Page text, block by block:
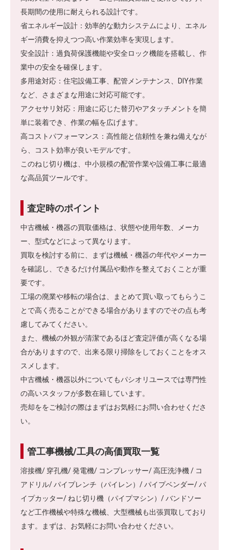
長期間の使用に耐えられる設計です。
省エネルギー設計：効率的な動力システムにより、エネル
ギー消費を抑えつつ高い作業効率を実現します。
安全設計：過負荷保護機能や安全ロック機能を搭載し、作
業中の安全を確保します。
多用途対応：住宅設備工事、配管メンテナンス、DIY作業
など、さまざまな用途に対応可能です。
アクセサリ対応：用途に応じた替刃やアタッチメントを簡
単に装着でき、作業の幅を広げます。
高コストパフォーマンス：高性能と信頼性を兼ね備えなが
ら、コスト効率が良いモデルです。
このねじ切り機は、中小規模の配管作業や設備工事に最適
な高品質ツールです。
査定時のポイント
中古機械・機器の買取価格は、状態や使用年数、メーカ
ー、型式などによって異なります。
買取を検討する前に、まずは機械・機器の年代やメーカー
を確認し、できるだけ付属品や動作を整えておくことが重
要です。
工場の廃業や移転の場合は、まとめて買い取ってもらうこ
とで高く売ることができる場合がありますのでその点も考
慮してみてください。
また、機械の外観が清潔であるほど査定評価が高くなる場
合がありますので、出来る限り掃除をしておくことをオス
スメします。
中古機械・機器以外についてもパシオリユースでは専門性
の高いスタッフが多数在籍しています。
売却ををご検討の際はまずはお気軽にお問い合わせくださ
い。
管工事機械/工具の高価買取一覧
溶接機/ 穿孔機/ 発電機/ コンプレッサー/ 高圧洗浄機 / コ
アドリル/ パイプレンチ（パイレン）/ パイプベンダー/ パ
イプカッター/ ねじ切り機（パイプマシン）/ バンドソー
など工作機械や特殊な機械、大型機械も出張買取しており
ます。まずは、お気軽にお問い合わせください。